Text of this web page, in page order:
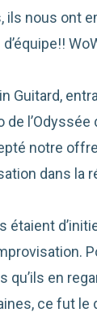
ils nous ont
d’équipe!!
Guitard,
de l’Odyssée
notre
dans la
étaient
qu’ils en
ce fut le